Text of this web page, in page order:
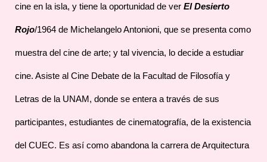
cine en la isla, y tiene la oportunidad de ver El Desierto
Rojo/1964 de Michelangelo Antonioni, que se presenta como
muestra del cine de arte; y tal vivencia, lo decide a estudiar
cine. Asiste al Cine Debate de la Facultad de Filosofía y
Letras de la UNAM, donde se entera a través de sus
participantes, estudiantes de cinematografía, de la existencia
del CUEC. Es así como abandona la carrera de Arquitectura